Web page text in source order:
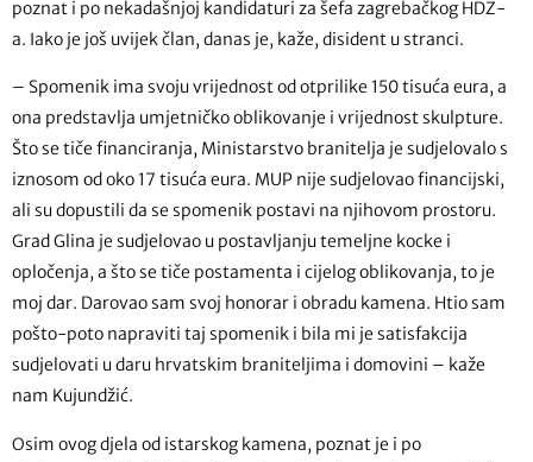
poznat i po nekadašnjoj kandidaturi za šefa zagrebačkog HDZ-
a. Iako je još uvijek član, danas je, kaže, disident u stranci.
– Spomenik ima svoju vrijednost od otprilike 150 tisuća eura, a
ona predstavlja umjetničko oblikovanje i vrijednost skulpture.
Što se tiče financiranja, Ministarstvo branitelja je sudjelovalo s
iznosom od oko 17 tisuća eura. MUP nije sudjelovao financijski,
ali su dopustili da se spomenik postavi na njihovom prostoru.
Grad Glina je sudjelovao u postavljanju temeljne kocke i
opločenja, a što se tiče postamenta i cijelog oblikovanja, to je
moj dar. Darovao sam svoj honorar i obradu kamena. Htio sam
pošto-poto napraviti taj spomenik i bila mi je satisfakcija
sudjelovati u daru hrvatskim braniteljima i domovini – kaže
nam Kujundžić.
Osim ovog djela od istarskog kamena, poznat je i po